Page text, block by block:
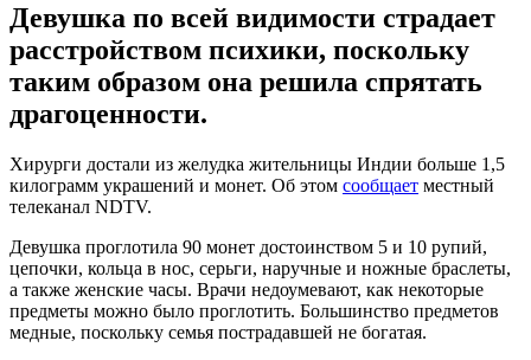
Девушка по всей видимости страдает
расстройством психики, поскольку
таким образом она решила спрятать
драгоценности.
Хирурги достали из желудка жительницы Индии больше 1,5
килограмм украшений и монет. Об этом сообщает местный
телеканал NDTV.
Девушка проглотила 90 монет достоинством 5 и 10 рупий,
цепочки, кольца в нос, серьги, наручные и ножные браслеты,
а также женские часы. Врачи недоумевают, как некоторые
предметы можно было проглотить. Большинство предметов
медные, поскольку семья пострадавшей не богатая.